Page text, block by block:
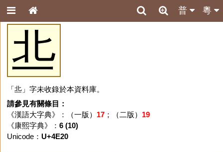
粵
普
丠
「丠」字未收錄於本資料庫。
請參見有關條目：
《漢語大字典》：（一版） 17；（二版） 19
《康熙字典》： 6 (10)
Unicode： U+4E20